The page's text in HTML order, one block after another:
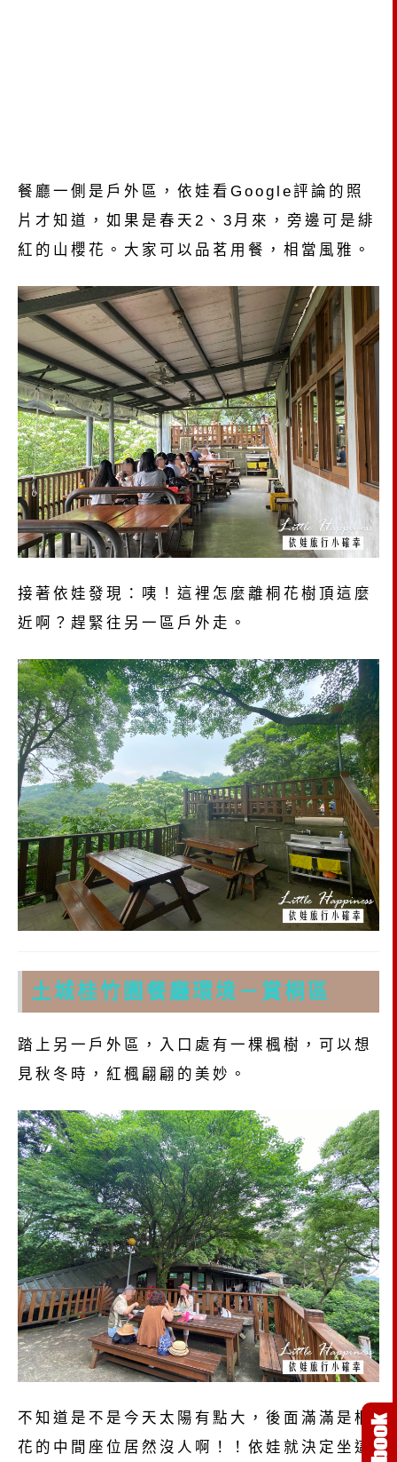
餐廳一側是戶外區，依娃看Google評論的照
片才知道，如果是春天2、3月來，旁邊可是緋
紅的山櫻花。大家可以品茗用餐，相當風雅。
接著依娃發現：咦！這裡怎麼離桐花樹頂這麼
近啊？趕緊往另一區戶外走。
土城桂竹園餐廳環境－賞桐區
踏上另一戶外區，入口處有一棵楓樹，可以想
見秋冬時，紅楓翩翩的美妙。
不知道是不是今天太陽有點大，後面滿滿是桐
花的中間座位居然沒人啊！！依娃就決定坐這